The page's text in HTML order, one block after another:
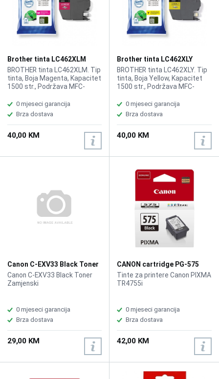
Brother tinta LC462XLM
BROTHER tinta LC462XLM. Tip
tinta, Boja Magenta, Kapacitet
1500 str., Podržava MFC-
0 mjeseci garancija
Brza dostava
40,00 KM
Brother tinta LC462XLY
BROTHER tinta LC462XLY. Tip
tinta, Boja Yellow, Kapacitet
1500 str., Podržava MFC-
0 mjeseci garancija
Brza dostava
40,00 KM
Canon C-EXV33 Black Toner
Zamjenski
Canon C-EXV33 Black Toner
Zamjenski
0 mjeseci garancija
Brza dostava
29,00 KM
CANON cartridge PG-575
Black
Tinte za printere Canon PIXMA
TR4755i
0 mjeseci garancija
Brza dostava
42,00 KM